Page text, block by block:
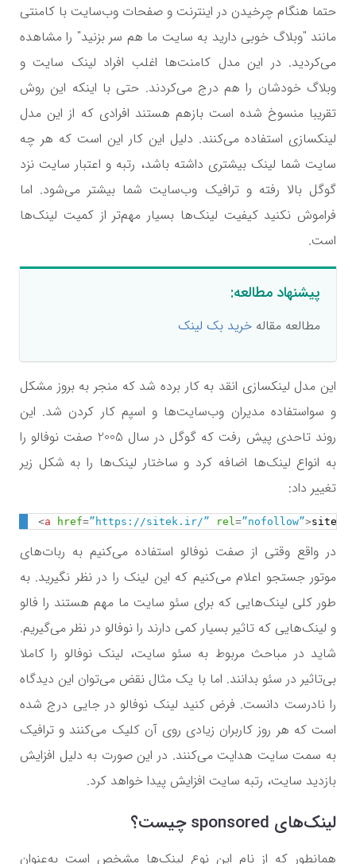
حتما هنگام چرخیدن در اینترنت و صفحات وب‌سایت با کامنتی
مانند "وبلاگ خوبی دارید به سایت ما هم سر بزنید" را مشاهده
می‌کردید. در این مدل کامنت‌ها اغلب افراد لینک سایت و
وبلاگ خودشان را هم درج می‌کردند. حتی با اینکه این روش
تقریبا منسوخ شده است بازهم هستند افرادی که از این مدل
لینکسازی استفاده می‌کنند. دلیل این کار این است که هر چه
سایت شما لینک بیشتری داشته باشد، رتبه و اعتبار سایت نزد
گوگل بالا رفته و ترافیک وب‌سایت شما بیشتر می‌شود. اما
فراموش نکنید کیفیت لینک‌ها بسیار مهم‌تر از کمیت لینک‌ها
است.
پیشنهاد مطالعه:
مطالعه مقاله خرید بک لینک
این مدل لینکسازی انقد به کار برده شد که منجر به بروز مشکل
و سواستفاده مدیران وب‌سایت‌ها و اسپم کار کردن شد. این
روند تاحدی پیش رفت که گوگل در سال 2005 صفت نوفالو را
به انواع لینک‌ها اضافه کرد و ساختار لینک‌ها را به شکل زیر
تغییر داد:
<a href=”https://sitek.ir/” rel =”nofollow”>sitek
در واقع وقتی از صفت نوفالو استفاده می‌کنیم به ربات‌های
موتور جستجو اعلام می‌کنیم که این لینک را در نظر نگیرید. به
طور کلی لینک‌هایی که برای سئو سایت ما مهم هستند را فالو
و لینک‌هایی که تاثیر بسیار کمی دارند را نوفالو در نظر می‌گیریم.
شاید در مباحث مربوط به سئو سایت، لینک نوفالو را کاملا
بی‌تاثیر در سئو بدانند. اما با یک مثال نقض می‌توان این دیدگاه
را نادرست دانست. فرض کنید لینک نوفالو در جایی درج شده
است که هر روز کاربران زیادی روی آن کلیک می‌کنند و ترافیک
به سمت سایت هدایت می‌کنند. در این صورت به دلیل افزایش
بازدید سایت، رتبه سایت افزایش پیدا خواهد کرد.
لینک‌های sponsoredچیست؟
همانطور که از نام این نوع لینک‌ها مشخص است به‌عنوان